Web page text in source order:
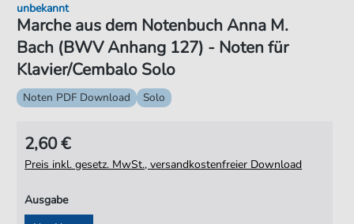
Marche aus dem Notenbuch Anna M.
Bach (BWV Anhang 127) - Noten für
Klavier/Cembalo Solo
unbekannt
Noten PDF Download Solo
2,60 €
Preis inkl. gesetz. MwSt., versandkostenfreier Download
Ausgabe